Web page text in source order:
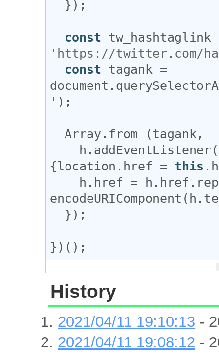
const tw_hashtaglink
'https://twitter.com/
const tagank
document .
' );
Array . from (tagank ,
h . addEventListener (
{location . href = this .
h . href = h . href .
encodeURIComponent ( h .
})();
History
2021/04/11 19:10:13 -
2021/04/11 19:08:12 -